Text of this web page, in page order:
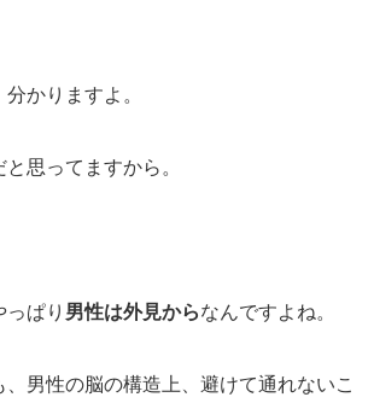
かりますよ。
思ってますから。
っぱり 男性は外見からなんですよね。
男性の脳の構造上、避けて通れないこ